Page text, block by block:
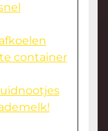
container